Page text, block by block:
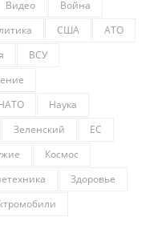
Видео
Война
США
АТО
ВСУ
Наука
Зеленский
ЕС
Космос
Здоровье